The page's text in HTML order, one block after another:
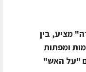
מציע, בין
חמות ומפתות
"על האש"